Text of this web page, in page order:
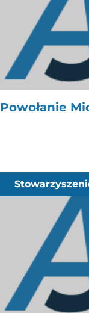
Powołanie